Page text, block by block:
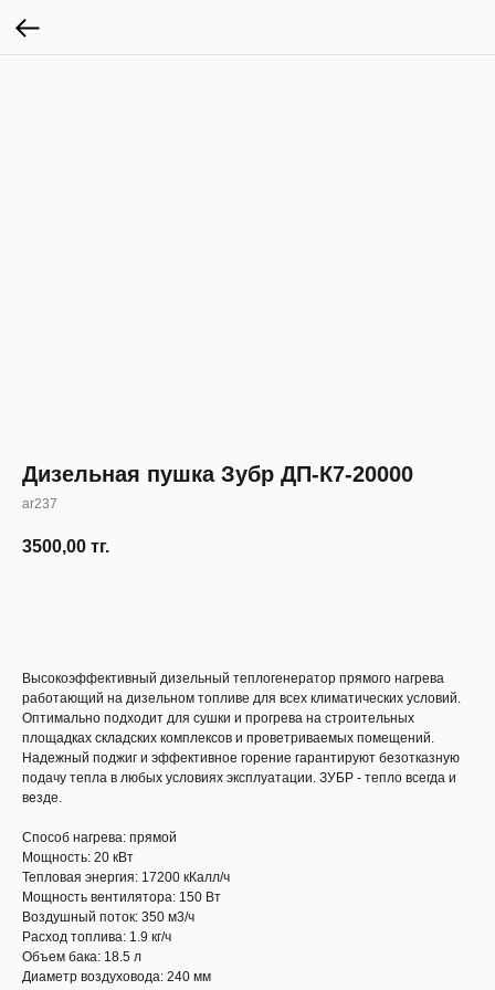
Дизельная пушка Зубр ДП-К7-20000
ar237
3500,00 тг.
Высокоэффективный дизельный теплогенератор прямого нагрева
работающий на дизельном топливе для всех климатических условий.
Оптимально подходит для сушки и прогрева на строительных
площадках складских комплексов и проветриваемых помещений.
Надежный поджиг и эффективное горение гарантируют безотказную
подачу тепла в любых условиях эксплуатации. ЗУБР - тепло всегда и
везде.
Способ нагрева: пря­мой
Мощность: 20 кВт
Тепловая энергия: 17200 кКалл/ч
Мощность вентилятора: 150 Вт
Воздушный поток: 350 м3/ч
Расход топлива: 1.9 кг/ч
Объем бака: 18.5 л
Диаметр воздуховода: 240 мм